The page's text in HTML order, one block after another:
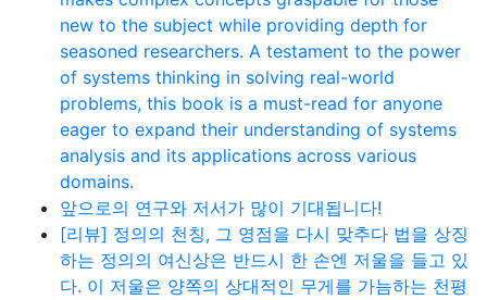
new to the subject while providing depth for
seasoned researchers. A testament to the power
of systems thinking in solving real-world
problems, this book is a must-read for anyone
eager to expand their understanding of systems
analysis and its applications across various
domains.
앞으로의 연구와 저서가 많이 기대됩니다!
[리뷰] 정의의 천칭, 그 영점을 다시 맞추다 법을 상징
하는 정의의 여신상은 반드시 한 손엔 저울을 들고 있
다. 이 저울은 양쪽의 상대적인 무게를 가늠하는 천평